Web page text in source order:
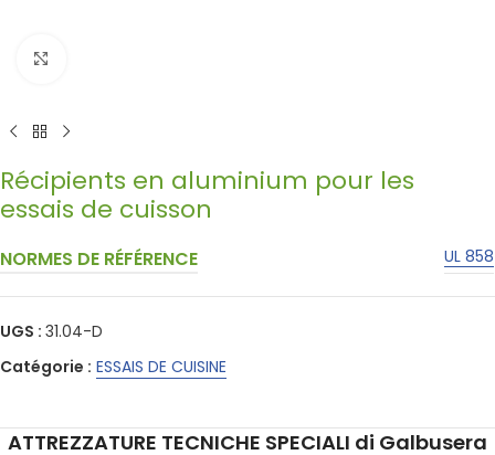
Récipients en aluminium pour les
essais de cuisson
NORMES DE RÉFÉRENCE UL 858
UGS : 31.04-D
Catégorie : ESSAIS DE CUISINE
ATTREZZATURE TECNICHE SPECIALI di Galbusera